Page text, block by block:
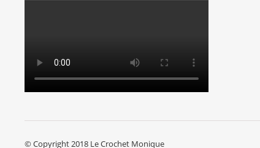
© Copyright 2018 Le Crochet Monique